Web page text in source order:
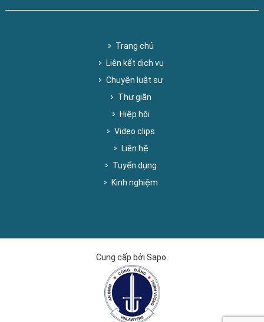
Trang chủ
Liên kết dịch vụ
Chuyện luật sư
Thư giãn
Hiệp hội
Video clips
Liên hệ
Tuyển dụng
Kinh nghiệm
Cung cấp bởi Sapo.